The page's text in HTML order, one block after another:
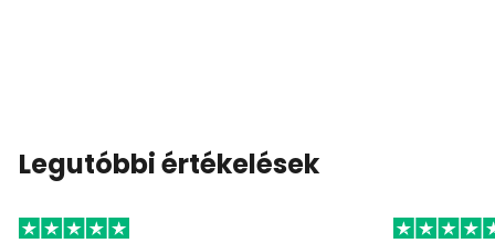
Legutóbbi értékelések